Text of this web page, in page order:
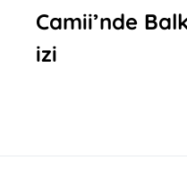
Camii’nde
izi